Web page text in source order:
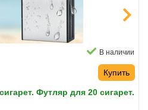
В наличии
Купить
Футляр для 20 сигарет.